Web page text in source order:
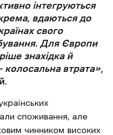
інтегруються
вдаються до
свого
Для Європи
знахідка й
колосальна втрата»,
споживання, але
чинником високих